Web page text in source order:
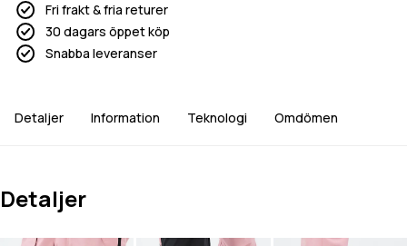
Fri frakt & fria returer
30 dagars öppet köp
Snabba leveranser
Detaljer Information Teknologi Omdömen
Detaljer